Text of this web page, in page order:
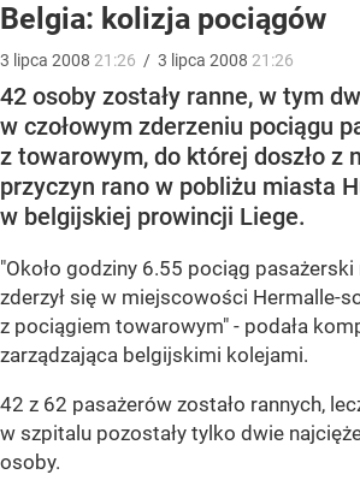
Belgia: kolizja pociągów
3 lipca 2008 21:26 / 3 lipca 2008 21:26
42 osoby zostały ranne, w tym
w czołowym zderzeniu pociągu
z towarowym, do której doszło z
przyczyn rano w pobliżu miasta
w belgijskiej prowincji Liege.
"Około godziny 6.55 pociąg
zderzył się w miejscowości Hermalle-
z pociągiem towarowym" - podała
zarządzająca belgijskimi kolejami.
42 z 62 pasażerów zostało rannych,
w szpitalu pozostały tylko dwie
osoby.